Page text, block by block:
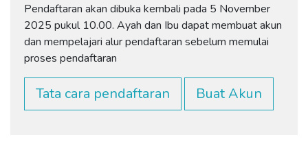
Pendaftaran akan dibuka kembali pada 5 November
2025 pukul 10.00. Ayah dan Ibu dapat membuat akun
dan mempelajari alur pendaftaran sebelum memulai
proses pendaftaran
Tata cara pendaftaran Buat Akun